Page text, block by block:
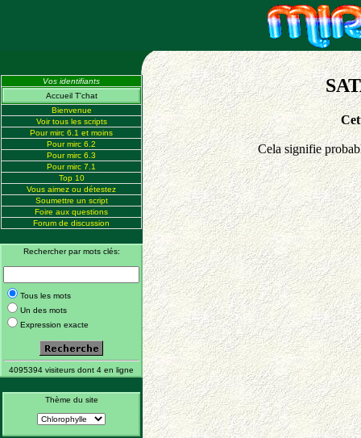
Vos identifiants
Accueil T'chat
Bienvenue
Voir tous les scripts
Pour mirc 6.1 et moins
Pour mirc 6.2
Pour mirc 6.3
Pour mirc 7.1
Top 10
Vous aimez ou détestez
Soumettre un script
Foire aux questions
Forum de discussion
Rechercher par mots clés:
Tous les mots
Un des mots
Expression exacte
4095394 visiteurs dont 4 en ligne
Thème du site
Cela signifie